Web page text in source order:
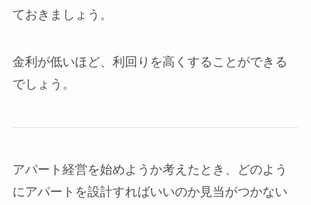
ておきましょう。
金利が低いほど、利回りを高くすることができる
でしょう。
アパート経営を始めようか考えたとき、どのよう
にアパートを設計すればいいのか見当がつかない